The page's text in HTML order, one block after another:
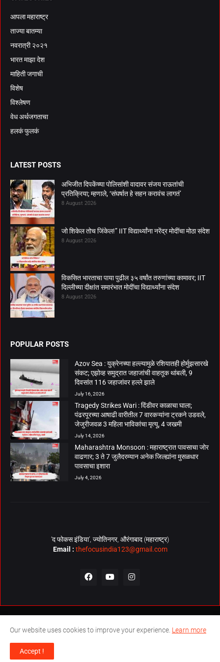
आपला महाराष्ट्र
ताज्या बातम्या
नवरात्री २०२१
भारत माझा देश
माहिती जगाची
विशेष
विश्लेषण
वेध अर्थजगताचा
हलकं फुलकं
LATEST POSTS
अभिजीत दिपकेंच्या पोलिसांशी वादावर संजय राऊतांची
प्रतिक्रिया; म्हणाले, ‘संघर्षात हे सहन करावंच लागतं’
8 August 2026
जो शिकेल तोच जिंकेल!” IIT विद्यार्थ्यांना नरेंद्र मोदींचा मोठा संदेश
8 August 2026
विकसित भारताचा पाया पुढील ३५ वर्षांत तरुणांच्या कामावर; IIT
दिल्लीच्या दीक्षांत समारंभात मोदींचा विद्यार्थ्यांना संदेश
8 August 2026
POPULAR POSTS
Azov Sea : युक्रेनच्या हल्ल्यामुळे रशियातही होर्मुझसारखे
संकट; एझोव्ह समुद्रात जहाजांची वाहतूक थांबली, 9
दिवसांत 116 जहाजांवर हल्ले झाले
July 16, 2026
Tragedy Strikes Wari : दिंडीवर काळाचा घाला;
पंढरपूरच्या आषाढी वारीतील 7 वारकऱ्यांना ट्रकने उडवले,
जेजुरीजवळ 3 महिला भाविकांचा मृत्यू, 4 जखमी
July 14, 2026
Maharashtra Monsoon : महाराष्ट्रात पावसाचा जोर
वाढणार; 3 ते 7 जुलैदरम्यान अनेक जिल्ह्यांना मुसळधार
पावसाचा इशारा
July 4, 2026
‘द फोकस इंडिया’, ज्योतिनगर, औरंगाबाद (महाराष्ट्र)
Email : thefocusindia123@gmail.com
© Copyrights 2026. All Rights Reserved. Technical Support by
About Us Contact Us The Focus India Policy
Our website uses cookies to improve your experience. Learn more
Accept !